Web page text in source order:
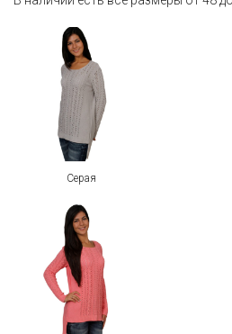
Серая